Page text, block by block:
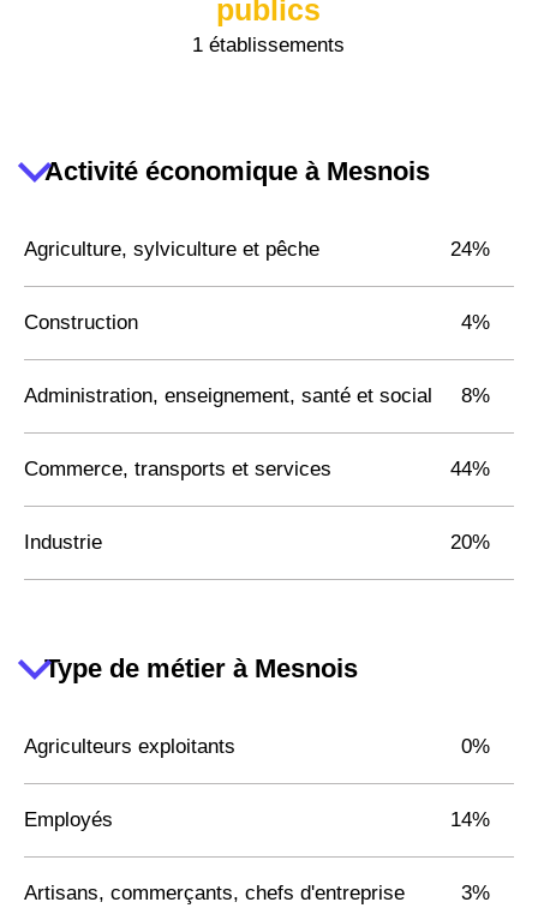
publics
1 établissements
Activité économique à Mesnois
Agriculture, sylviculture et pêche 24%
Construction 4%
Administration, enseignement, santé et social 8%
Commerce, transports et services 44%
Industrie 20%
Type de métier à Mesnois
Agriculteurs exploitants 0%
Employés 14%
Artisans, commerçants, chefs d'entreprise 3%